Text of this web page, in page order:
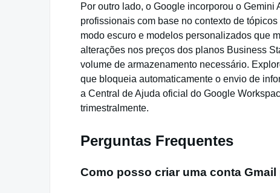
Por outro lado, o Google incorporou o
profissionais com base no contexto de
modo escuro e modelos personalizados que
alterações nos preços dos planos Business
volume de armazenamento necessário.
que bloqueia automaticamente o envio de
a Central de Ajuda oficial do Google
trimestralmente.
Perguntas Frequentes
Como posso criar uma conta Gmail